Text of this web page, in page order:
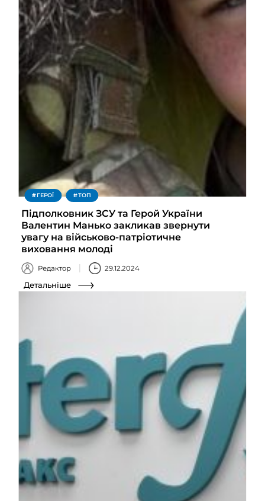
ГЕРОЇ ТОП
Підполковник ЗСУ та Герой України
Валентин Манько закликав звернути
увагу на військово-патріотичне
виховання молоді
Редактор 29.12.2024
Детальніше